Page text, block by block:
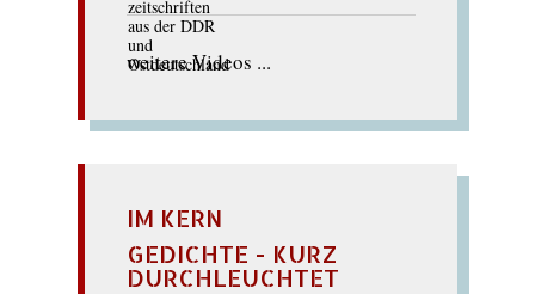
weitere Videos ...
IM KERN
GEDICHTE - KURZ
DURCHLEUCHTET